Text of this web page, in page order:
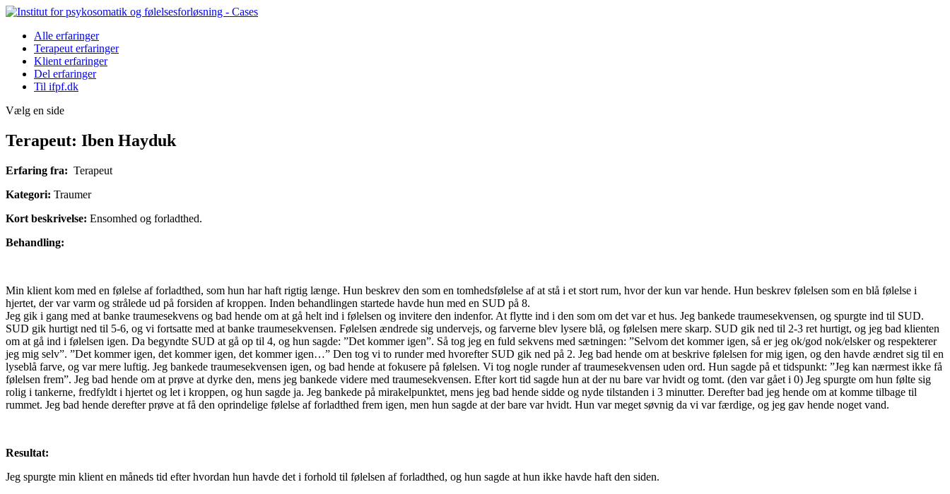
Alle erfaringer
Terapeut erfaringer
Klient erfaringer
Del erfaringer
Til ifpf.dk
Vælg en side
Terapeut: Iben Hayduk
Erfaring fra: Terapeut
Kategori: Traumer
Kort beskrivelse: Ensomhed og forladthed.
Behandling:
Min klient kom med en følelse af forladthed, som hun har haft rigtig længe. Hun beskrev den som en tomhedsfølelse af at stå i et stort rum, hvor der kun var hende. Hun beskrev følelsen som en blå følelse i
hjertet, der var varm og strålede ud på forsiden af kroppen. Inden behandlingen startede havde hun med en SUD på 8.
Jeg gik i gang med at banke traumesekvens og bad hende om at gå helt ind i følelsen og invitere den indenfor. At flytte ind i den som om det var et hus. Jeg bankede traumesekvensen, og spurgte ind til SUD.
SUD gik hurtigt ned til 5-6, og vi fortsatte med at banke traumesekvensen. Følelsen ændrede sig undervejs, og farverne blev lysere blå, og følelsen mere skarp. SUD gik ned til 2-3 ret hurtigt, og jeg bad klienten
om at gå ind i følelsen igen. Da begyndte SUD at gå op til 4, og hun sagde: ”Det kommer igen”. Så tog jeg en fuld sekvens med sætningen: ”Selvom det kommer igen, så er jeg ok/god nok/elsker og respekterer
jeg mig selv”. ”Det kommer igen, det kommer igen, det kommer igen…” Den tog vi to runder med hvorefter SUD gik ned på 2. Jeg bad hende om at beskrive følelsen for mig igen, og den havde ændret sig til en
lyseblå farve, og var mere luftig. Jeg bankede traumesekvensen igen, og bad hende at fokusere på følelsen. Vi tog nogle runder af traumesekvensen uden ord. Hun sagde på et tidspunkt: ”Jeg kan nærmest ikke få
følelsen frem”. Jeg bad hende om at prøve at dyrke den, mens jeg bankede videre med traumesekvensen. Efter kort tid sagde hun at der nu bare var hvidt og tomt. (den var gået i 0) Jeg spurgte om hun følte sig
rolig i tankerne, fredfyldt i hjertet og let i kroppen, og hun sagde ja. Jeg bankede på mirakelpunktet, mens jeg bad hende sidde og nyde tilstanden i 3 minutter. Derefter bad jeg hende om at komme tilbage til
rummet. Jeg bad hende derefter prøve at få den oprindelige følelse af forladthed frem igen, men hun sagde at der bare var hvidt. Hun var meget søvnig da vi var færdige, og jeg gav hende noget vand.
Resultat:
Jeg spurgte min klient en måneds tid efter hvordan hun havde det i forhold til følelsen af forladthed, og hun sagde at hun ikke havde haft den siden.